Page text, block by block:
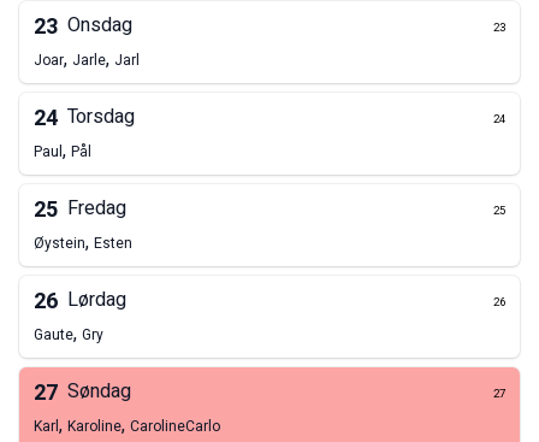
23 Onsdag 23
Joar, Jarle, Jarl
24 Torsdag 24
Paul, Pål
25 Fredag 25
Øystein, Esten
26 Lørdag 26
Gaute, Gry
27 Søndag 27
Karl, Karoline, CarolineCarlo